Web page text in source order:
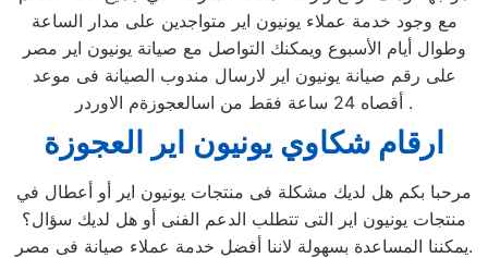
مع وجود خدمة عملاء يونيون اير متواجدين على مدار الساعة
وطوال أيام الأسبوع ويمكنك التواصل مع صيانة يونيون اير مصر
على رقم صيانة يونيون اير لارسال مندوب الصيانة فى موعد
أقصاه 24 ساعة فقط من اسالعجوزةم الاوردر .
ارقام شكاوي يونيون اير العجوزة
مرحبا بكم هل لديك مشكلة فى منتجات يونيون اير أو أعطال في
منتجات يونيون اير التى تتطلب الدعم الفنى أو هل لديك سؤال؟
يمكننا المساعدة بسهولة لاننا أفضل خدمة عملاء صيانة فى مصر.